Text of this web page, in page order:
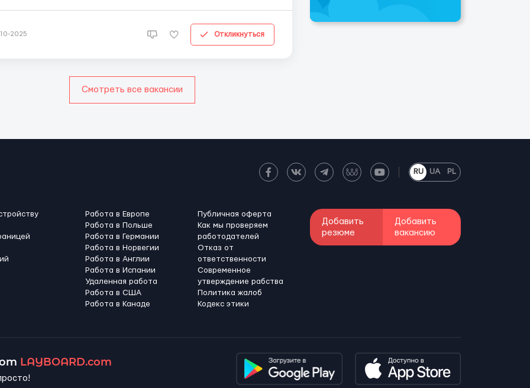
10-2025 Откликнуться
Смотреть все вакансии
RU UA PL
Работа в Европе
Работа в Польше
Работа в Германии
Работа в Норвегии
Работа в Англии
Работа в Испании
Удаленная работа
Работа в США
Работа в Канадe
Публичная оферта
Как мы проверяем
работодателей
Отказ от
ответственности
Современное
утверждение рабства
Политика жалоб
Кодекс этики
Добавить
резюме
Добавить
вакансию
LAYBOARD.com